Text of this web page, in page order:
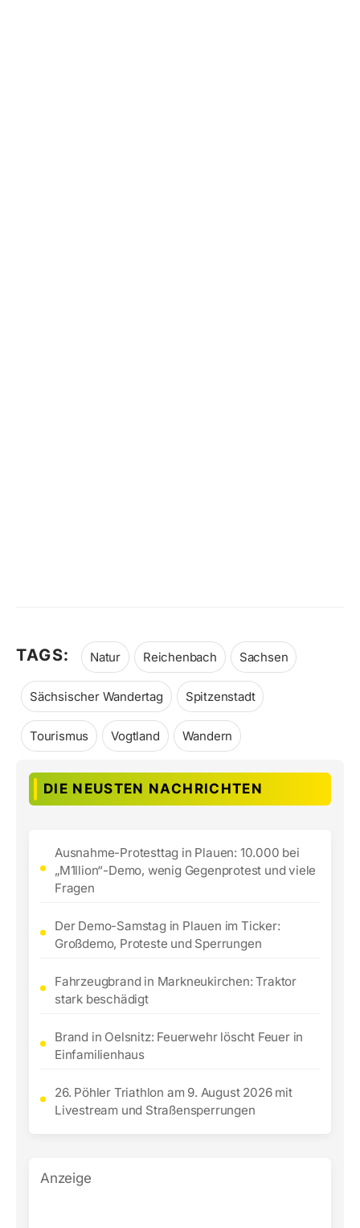
TAGS: Natur Reichenbach Sachsen
Sächsischer Wandertag Spitzenstadt
Tourismus Vogtland Wandern
DIE NEUSTEN NACHRICHTEN
Ausnahme-Protesttag in Plauen: 10.000 bei
„M1llion“-Demo, wenig Gegenprotest und viele
Fragen
Der Demo-Samstag in Plauen im Ticker:
Großdemo, Proteste und Sperrungen
Fahrzeugbrand in Markneukirchen: Traktor
stark beschädigt
Brand in Oelsnitz: Feuerwehr löscht Feuer in
Einfamilienhaus
26. Pöhler Triathlon am 9. August 2026 mit
Livestream und Straßensperrungen
Anzeige